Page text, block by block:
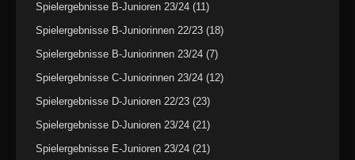
Spielergebnisse B-Junioren 23/24 (11)
Spielergebnisse B-Juniorinnen 22/23 (18)
Spielergebnisse B-Juniorinnen 23/24 (7)
Spielergebnisse C-Juniorinnen 23/24 (12)
Spielergebnisse D-Junioren 22/23 (23)
Spielergebnisse D-Junioren 23/24 (21)
Spielergebnisse E-Junioren 23/24 (21)